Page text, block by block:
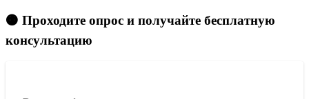
🟠 Проходите опрос и получайте бесплатную
консультацию